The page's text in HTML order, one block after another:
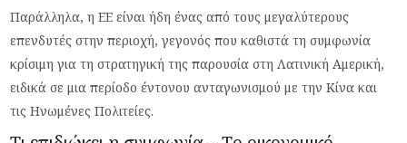
Παράλληλα, η ΕΕ είναι ήδη ένας από τους μεγαλύτερους
επενδυτές στην περιοχή, γεγονός που καθιστά τη συμφωνία
κρίσιμη για τη στρατηγική της παρουσία στη Λατινική Αμερική,
ειδικά σε μια περίοδο έντονου ανταγωνισμού με την Κίνα και
τις Ηνωμένες Πολιτείες.